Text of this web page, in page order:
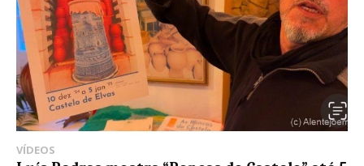
VÍDEOS